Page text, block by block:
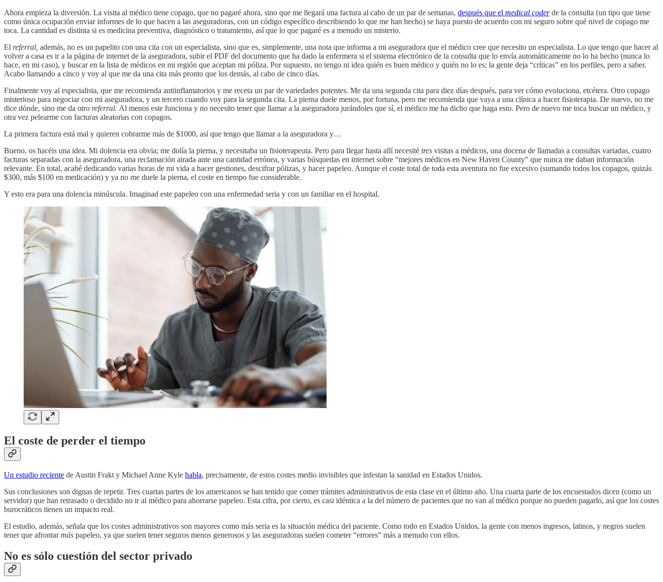
Ahora empieza la diversión. La visita al médico tiene copago, que no pagaré ahora, sino que me llegará una factura al cabo de un par de semanas, después que el medical coderde la consulta (un tipo que tiene
como única ocupación enviar informes de lo que hacen a las aseguradoras, con un código específico describiendo lo que me han hecho) se haya puesto de acuerdo con mi seguro sobre qué nivel de copago me
toca. La cantidad es distinta si es medicina preventiva, diagnóstico o tratamiento, así que lo que pagaré es a menudo un misterio.
El referral, además, no es un papelito con una cita con un especialista, sino que es, simplemente, una nota que informa a mi aseguradora que el médico cree que necesito un especialista. Lo que tengo que hacer al
volver a casa es ir a la página de internet de la aseguradora, subir el PDF del documento que ha dado la enfermera si el sistema electrónico de la consulta que lo envía automáticamente no lo ha hecho (nunca lo
hace, en mi caso), y buscar en la lista de médicos en mi región que aceptan mi póliza. Por supuesto, no tengo ni idea quién es buen médico y quién no lo es; la gente deja “críticas” en los perfiles, pero a saber.
Acabo llamando a cinco y voy al que me da una cita más pronto que los demás, al cabo de cinco días.
Finalmente voy al especialista, que me recomienda antiinflamatorios y me receta un par de variedades potentes. Me da una segunda cita para diez días después, para ver cómo evoluciona, etcétera. Otro copago
misterioso para negociar con mi aseguradora, y un tercero cuando voy para la segunda cita. La pierna duele menos, por fortuna, pero me recomienda que vaya a una clínica a hacer fisioterapia. De nuevo, no me
dice dónde, sino me da otro referral. Al menos este funciona y no necesito tener que llamar a la aseguradora jurándoles que sí, el médico me ha dicho que haga esto. Pero de nuevo me toca buscar un médico, y
otra vez pelearme con facturas aleatorias con copagos.
La primera factura está mal y quieren cobrarme más de $1000, así que tengo que llamar a la aseguradora y…
Bueno, os hacéis una idea. Mi dolencia era obvia; me dolía la pierna, y necesitaba un fisioterapeuta. Pero para llegar hasta allí necesité tres visitas a médicos, una docena de llamadas a consultas variadas, cuatro
facturas separadas con la aseguradora, una reclamación airada ante una cantidad errónea, y varias búsquedas en internet sobre “mejores médicos en New Haven County” que nunca me daban información
relevante. En total, acabé dedicando varias horas de mi vida a hacer gestiones, descifrar pólizas, y hacer papeleo. Aunque el coste total de toda esta aventura no fue excesivo (sumando todos los copagos, quizás
$300, más $100 en medicación) y ya no me duele la pierna, el coste en tiempo fue considerable.
Y esto era para una dolencia minúscula. Imaginad este papeleo con una enfermedad seria y con un familiar en el hospital.
El coste de perder el tiempo
Un estudio reciente de Austin Frakt y Michael Anne Kyle habla, precisamente, de estos costes medio invisibles que infestan la sanidad en Estados Unidos.
Sus conclusiones son dignas de repetir. Tres cuartas partes de los americanos se han tenido que comer trámites administrativos de esta clase en el último año. Una cuarta parte de los encuestados dicen (como un
servidor) que han retrasado o decidido no ir al médico para ahorrarse papeleo. Esta cifra, por cierto, es casi idéntica a la del número de pacientes que no van al médico porque no pueden pagarlo, así que los costes
burocráticos tienen un impacto real.
El estudio, además, señala que los costes administrativos son mayores como más seria es la situación médica del paciente. Como todo en Estados Unidos, la gente con menos ingresos, latinos, y negros suelen
tener que afrontarmás papeleo, ya que suelen tener seguros menos generosos y las aseguradoras suelen cometer “errores” más a menudo con ellos.
No es sólo cuestión del sector privado